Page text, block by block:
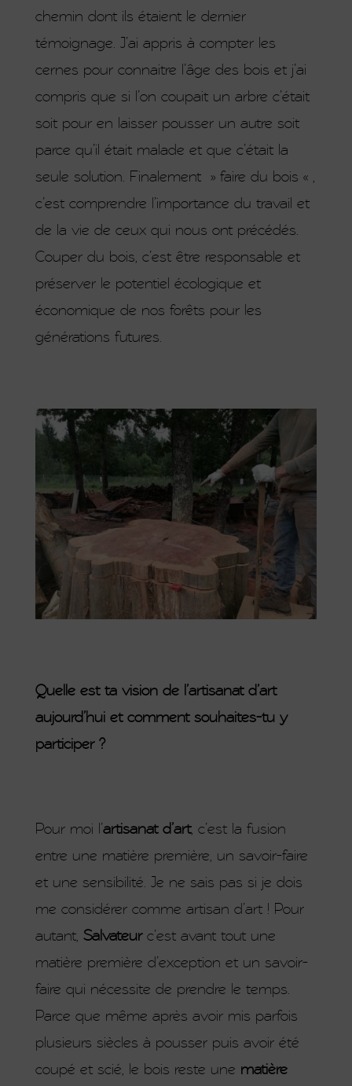
chemin dont ils étaient le dernier
témoignage. J’ai appris à compter les
cernes pour connaitre l’âge des bois et j’ai
compris que si l’on coupait un arbre c’était
soit pour en laisser pousser un autre soit
parce qu’il était malade et que c’était la
seule solution. Finalement » faire du bois « ,
c’est comprendre l’importance du travail et
de la vie de ceux qui nous ont précédés.
Couper du bois, c’est être responsable et
préserver le potentiel écologique et
économique de nos forêts pour les
générations futures.
Quelle est ta vision de l’artisanat d’art
aujourd’hui et comment souhaites-tu y
participer ?
Pour moi l’artisanat d’art, c’est la fusion
entre une matière première, un savoir-faire
et une sensibilité. Je ne sais pas si je dois
me considérer comme artisan d’art ! Pour
autant, Salvateurc’est avant tout une
matière première d’exception et un savoir-
faire qui nécessite de prendre le temps.
Parce que même après avoir mis parfois
plusieurs siècles à pousser puis avoir été
coupé et scié, le bois reste une matière